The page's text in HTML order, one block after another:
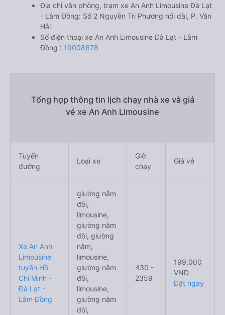
Địa chỉ văn phòng, trạm xe An Anh Limousine Đà Lạt
- Lâm Đồng: Số 2 Nguyễn Tri Phương nối dài, P. Văn
Hải
Số điện thoại xe An Anh Limousine Đà Lạt - Lâm
Đồng : 19008678
Tổng hợp thông tin lịch chạy nhà xe và giá
vé xe An Anh Limousine
Tuyến
đường
Loại xe
Giờ
chạy
Giá vé
Xe An Anh
Limousine
tuyến Hồ
Chí Minh -
Đà Lạt -
Lâm Đồng
giường nằm
đôi,
limousine,
giường nằm
đôi, giường
nằm,
limousine,
giường nằm
đôi,
limousine,
giường nằm
đôi,
430 -
2359
199,000
VND
Đặt ngay